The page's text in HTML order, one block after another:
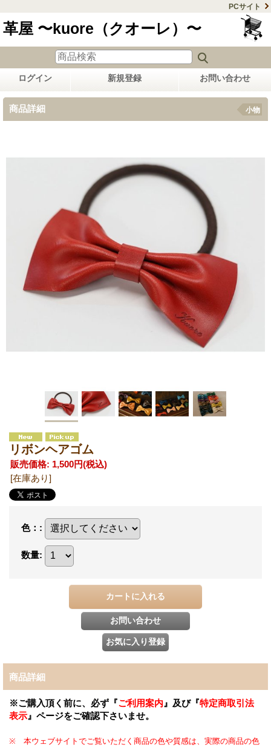
PCサイト
革屋 〜kuore（クオーレ）〜
ログイン 新規登録 お問い合わせ
商品詳細 小物
リボンヘアゴム
販売価格: 1,500円(税込)
[在庫あり]
色： :
数量:
商品詳細
※ご購入頂く前に、必ず『ご利用案内 』及び『特定商取引法
表示 』ページをご確認下さいませ。
※ 本ウェブサイトでご覧いただく商品の色や質感は、実際の商品の色